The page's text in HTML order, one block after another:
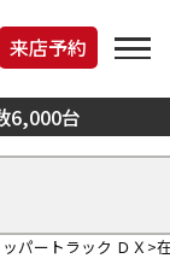
6,000台
来店予約
パートラック ＤＸ